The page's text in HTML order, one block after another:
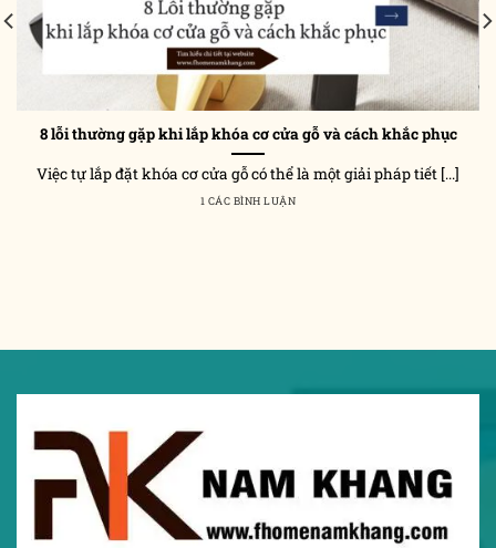
8 lỗi thường gặp khi lắp khóa cơ cửa gỗ và cách khắc phục
Việc tự lắp đặt khóa cơ cửa gỗ có thể là một giải pháp tiết [...]
1 CÁC BÌNH LUẬN